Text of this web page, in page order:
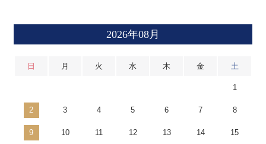
2026年08月
日 月 火 水 木 金 土
1
2 3 4 5 6 7 8
9 10 11 12 13 14 15